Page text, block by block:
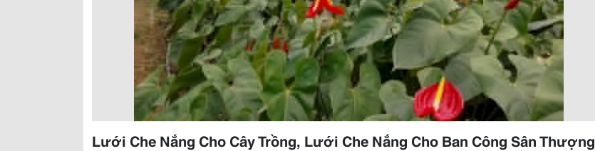
Lưới Che Nắng Cho Cây Trồng, Lưới Che Nắng Cho Ban Công Sân Thượng